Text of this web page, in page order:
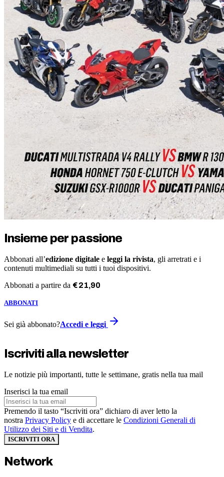
Insieme per passione
Abbonati all’edizione digitale e leggi la rivista, gli arretrati e i
contenuti multimediali su tutti i tuoi dispositivi.
Abbonati a partire da €21,90
ABBONATI
Sei già abbonato?Accedi e leggi
Iscriviti alla newsletter
Le notizie più importanti, tutte le settimane, gratis nella tua mail
Inserisci la tua email
Premendo il tasto “Iscriviti ora” dichiaro di aver letto la
nostra Privacy Policy e di accettare le Condizioni Generali di
Utilizzo dei Siti e di Vendita.
ISCRIVITI ORA
Network